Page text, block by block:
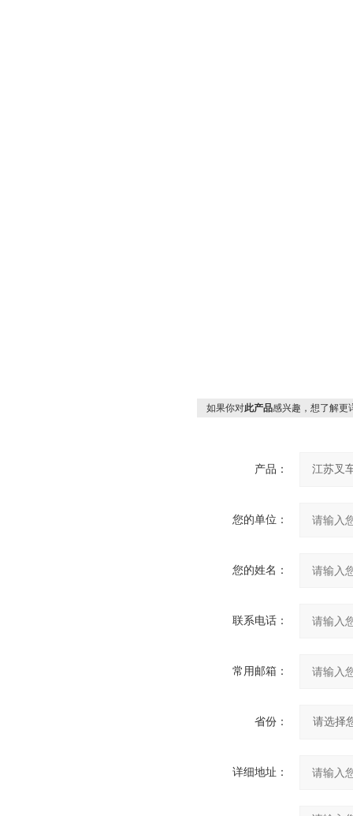
如果你对此产品感兴趣，想了解更
产品：
您的单位：
您的姓名：
联系电话：
常用邮箱：
省份：
详细地址：